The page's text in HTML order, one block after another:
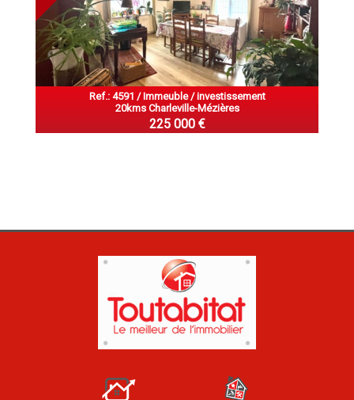
Ref.: 4591 / Immeuble / investissement
20kms Charleville-Mézières
225 000 €